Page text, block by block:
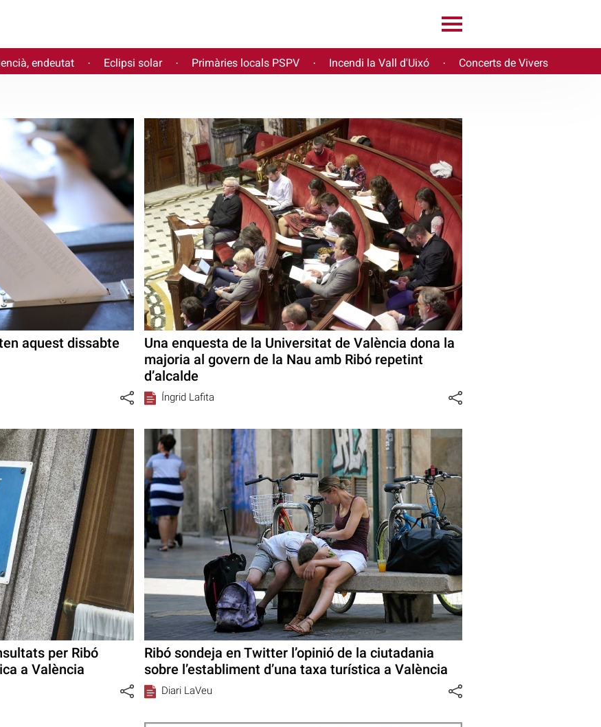
endeutat · Eclipsi solar · Primàries locals PSPV · Incendi la Vall d'Uixó · Concerts de Vivers
aquest dissabte
Una enquesta de la Universitat de València dona la
majoria al govern de la Nau amb Ribó repetint
d’alcalde
Íngrid Lafita
per Ribó
a València
Ribó sondeja en Twitter l’opinió de la ciutadania
sobre l’establiment d’una taxa turística a València
Diari LaVeu